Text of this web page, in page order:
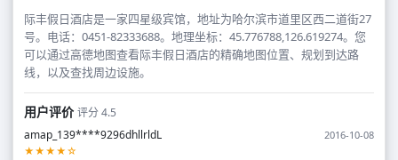
际丰假日酒店是一家四星级宾馆，地址为哈尔滨市道里区西二道街27
号。电话：0451-82333688。地理坐标：45.776788,126.619274。您
可以通过高德地图查看际丰假日酒店的精确地图位置、规划到达路
线，以及查找周边设施。
用户评价评分 4.5
amap_139****9296dhllrldL
2016-10-08
★★★★☆